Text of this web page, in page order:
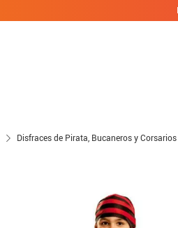
Disfraces de Pirata, Bucaneros y Corsarios